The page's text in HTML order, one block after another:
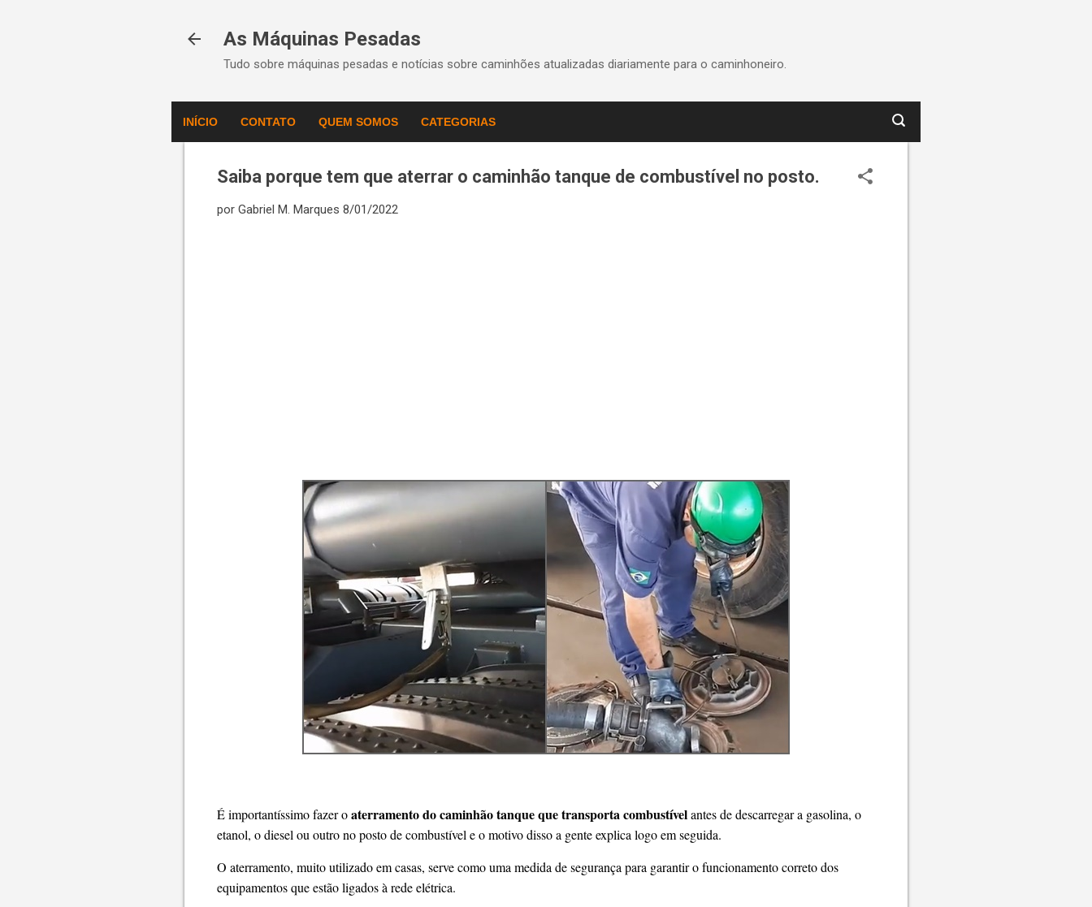
As Máquinas Pesadas
Tudo sobre máquinas pesadas e notícias sobre caminhões atualizadas diariamente para o caminhoneiro.
INÍCIO CONTATO QUEM SOMOS CATEGORIAS
Saiba porque tem que aterrar o caminhão tanque de combustível no posto.
por Gabriel M. Marques 8/01/2022
É importantíssimo fazer oaterramento do caminhão tanque que transporta combustívelantes de descarregar a gasolina, o
etanol, o diesel ou outro no posto de combustível e o motivo disso a gente explica logo em seguida.
O aterramento, muito utilizado em casas, serve como uma medida de segurança para garantir o funcionamento correto dos
equipamentos que estão ligados à rede elétrica.